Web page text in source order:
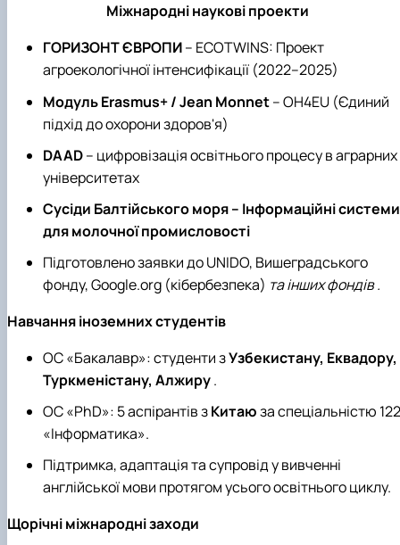
Міжнародні наукові проекти
ГОРИЗОНТ ЄВРОПИ– ECOTWINS: Проект
агроекологічної інтенсифікації (2022–2025)
Модуль Erasmus+ / Jean Monnet– OH4EU (Єдиний
підхід до охорони здоров'я)
DAAD– цифровізація освітнього процесу в аграрних
університетах
Сусіди Балтійського моря – Інформаційні системи
для молочної промисловості
Підготовлено заявки до UNIDO, Вишеградського
фонду, Google.org (кібербезпека) та інших фондів .
Навчання іноземних студентів
ОС «Бакалавр»: студенти зУзбекистану, Еквадору,
Туркменістану, Алжиру.
ОС «PhD»: 5 аспірантів зКитаюза спеціальністю 122
«Інформатика».
Підтримка, адаптація та супровід у вивченні
англійської мови протягом усього освітнього циклу.
Щорічні міжнародні заходи